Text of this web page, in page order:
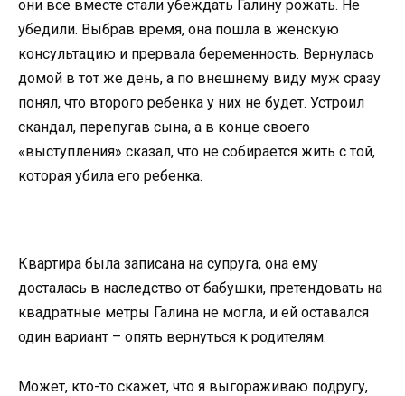
они все вместе стали убеждать Галину рожать. Не
убедили. Выбрав время, она пошла в женскую
консультацию и прервала беременность. Вернулась
домой в тот же день, а по внешнему виду муж сразу
понял, что второго ребенка у них не будет. Устроил
скандал, перепугав сына, а в конце своего
«выступления» сказал, что не собирается жить с той,
которая убила его ребенка.
Квартира была записана на супруга, она ему
досталась в наследство от бабушки, претендовать на
квадратные метры Галина не могла, и ей оставался
один вариант – опять вернуться к родителям.
Может, кто-то скажет, что я выгораживаю подругу,